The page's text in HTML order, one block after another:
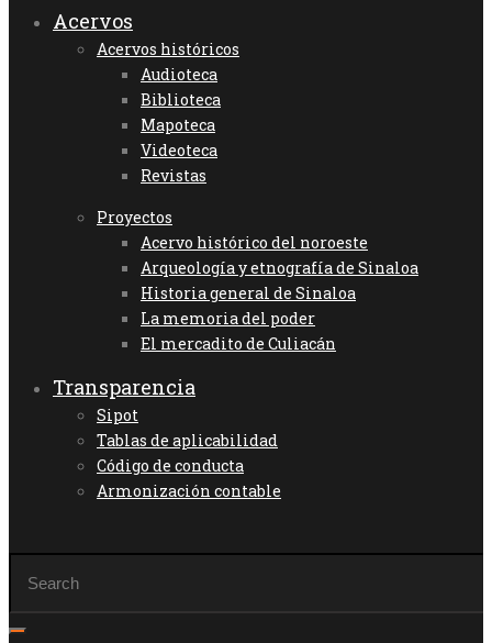
Acervos
Acervos históricos
Audioteca
Biblioteca
Mapoteca
Videoteca
Revistas
Proyectos
Acervo histórico del noroeste
Arqueología y etnografía de Sinaloa
Historia general de Sinaloa
La memoria del poder
El mercadito de Culiacán
Transparencia
Sipot
Tablas de aplicabilidad
Código de conducta
Armonización contable